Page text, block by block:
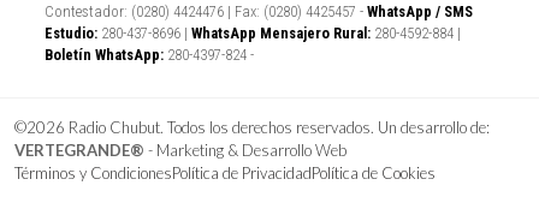
Contestador: (0280) 4424476 | Fax: (0280) 4425457 - WhatsApp / SMS
Estudio: 280-437-8696 | WhatsApp Mensajero Rural: 280-4592-884 |
Boletín WhatsApp: 280-4397-824 -
©2026 Radio Chubut. Todos los derechos reservados. Un desarrollo de:
VERTEGRANDE® - Marketing & Desarrollo Web
Términos y CondicionesPolítica de PrivacidadPolítica de Cookies